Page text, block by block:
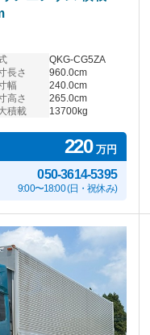
QKG-CG5ZA
長さ
960.0cm
幅
240.0cm
高さ
265.0cm
積載
13700kg
220万円
050-3614-5395
9:00〜18:00 (日・祝休み)